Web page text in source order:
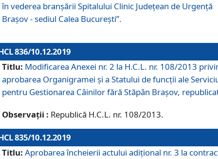
în vederea branșării Spitalului Clinic Județean de Urgență
Brașov - sediul Calea București”.
836/10.12.2019
Titlu: Modificarea Anexei nr. 2 la H.C.L. nr. 108/2013
aprobarea Organigramei şi a Statului de funcții ale
pentru Gestionarea Câinilor fără Stăpân Brașov,
Observații : Republică H.C.L. nr. 108/2013.
835/10.12.2019
Titlu: Aprobarea încheierii actului adițional nr. 3 la